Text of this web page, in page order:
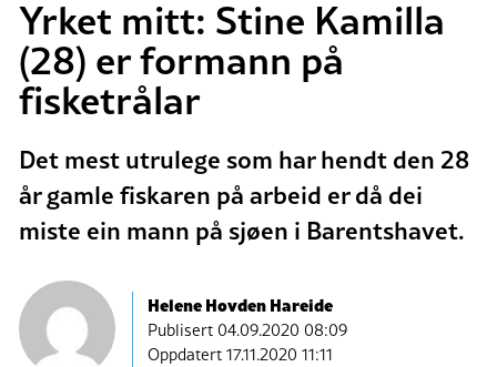
Yrket mitt: Stine Kamilla
(28) er formann på
fisketrålar
Det mest utrulege som har hendt den 28
år gamle fiskaren på arbeid er då dei
miste ein mann på sjøen i Barentshavet.
Helene Hovden Hareide
Publisert04.09.2020 08:09
Oppdatert 17.11.2020 11:11